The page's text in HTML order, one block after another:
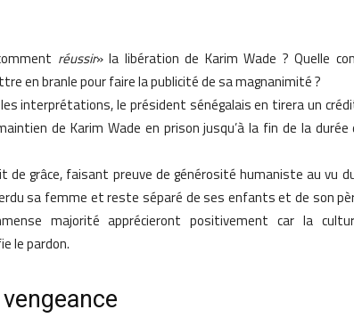
réussir» la libération de Karim Wade ? Quelle
en branle pour faire la publicité de sa magnanimité ?
les interprétations, le président sénégalais en tirera un
de Karim Wade en prison jusqu’à la fin de la durée
de grâce, faisant preuve de générosité humaniste au vu
sa femme et reste séparé de ses enfants et de son
majorité apprécieront positivement car la
le pardon.